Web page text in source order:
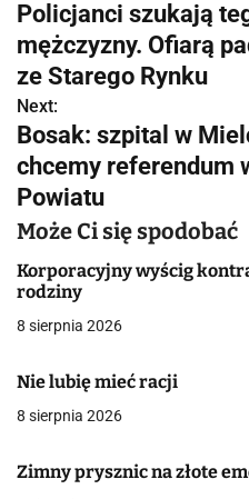
a
w
i
g
a
c
j
a
w
p
Policjanci szukają
mężczyzny. Ofiarą
ze Starego Rynku
Next:
Bosak: szpital w
chcemy referendum
Powiatu
Może Ci się spodobać
Korporacyjny wyścig
rodziny
8 sierpnia 2026
Nie lubię mieć racji
8 sierpnia 2026
Zimny prysznic na złote